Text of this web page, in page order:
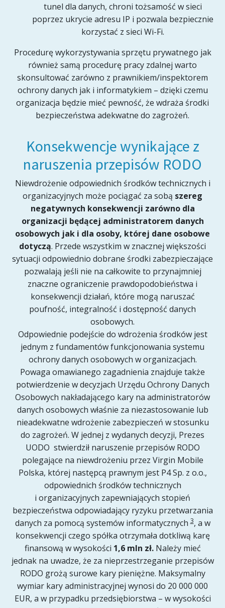
tunel dla danych, chroni tożsamość w sieci
poprzez ukrycie adresu IP i pozwala bezpiecznie
korzystać z sieci Wi-Fi.
Procedurę wykorzystywania sprzętu prywatnego jak
również samą procedurę pracy zdalnej warto
skonsultować zarówno z prawnikiem/inspektorem
ochrony danych jak i informatykiem – dzięki czemu
organizacja będzie mieć pewność, że wdraża środki
bezpieczeństwa adekwatne do zagrożeń.
Konsekwencje wynikające z
naruszenia przepisów RODO
Niewdrożenie odpowiednich środków technicznych i
organizacyjnych może pociągać za sobą szereg
negatywnych konsekwencji zarówno dla
organizacji będącej administratorem danych
osobowych jak i dla osoby, której dane osobowe
dotyczą. Przede wszystkim w znacznej większości
sytuacji odpowiednio dobrane środki zabezpieczające
pozwalają jeśli nie na całkowite to przynajmniej
znaczne ograniczenie prawdopodobieństwa i
konsekwencji działań, które mogą naruszać
poufność, integralność i dostępność danych
osobowych.
Odpowiednie podejście do wdrożenia środków jest
jednym z fundamentów funkcjonowania systemu
ochrony danych osobowych w organizacjach.
Powaga omawianego zagadnienia znajduje także
potwierdzenie w decyzjach Urzędu Ochrony Danych
Osobowych nakładającego kary na administratorów
danych osobowych właśnie za niezastosowanie lub
nieadekwatne wdrożenie zabezpieczeń w stosunku
do zagrożeń. W jednej z wydanych decyzji, Prezes
UODO stwierdził naruszenie przepisów RODO
polegające na niewdrożeniu przez Virgin Mobile
Polska, której następcą prawnym jest P4 Sp. z o.o.,
odpowiednich środków technicznych
i organizacyjnych zapewniających stopień
bezpieczeństwa odpowiadający ryzyku przetwarzania
danych za pomocą systemów informatycznych3, a w
konsekwencji czego spółka otrzymała dotkliwą karę
finansową w wysokości 1,6 mln zł. Należy mieć
jednak na uwadze, że za nieprzestrzeganie przepisów
RODO grożą surowe kary pieniężne. Maksymalny
wymiar kary administracyjnej wynosi do 20 000 000
EUR, a w przypadku przedsiębiorstwa – w wysokości